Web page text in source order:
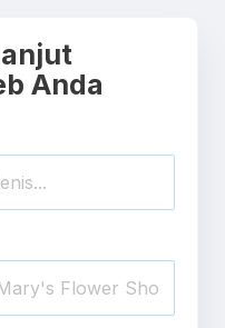
Anda